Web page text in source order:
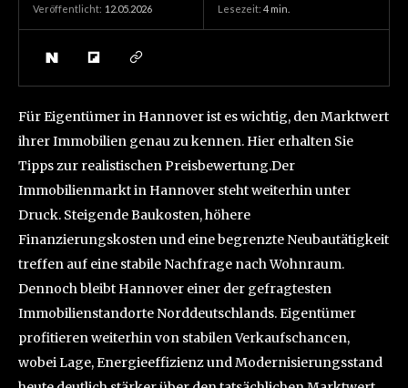
Veröffentlicht: 12.05.2026 Lesezeit: 4 min.
Für Eigentümer in Hannover ist es wichtig, den Marktwert
ihrer Immobilien genau zu kennen. Hier erhalten Sie
Tipps zur realistischen Preisbewertung.Der
Immobilienmarkt in Hannover steht weiterhin unter
Druck. Steigende Baukosten, höhere
Finanzierungskosten und eine begrenzte Neubautätigkeit
treffen auf eine stabile Nachfrage nach Wohnraum.
Dennoch bleibt Hannover einer der gefragtesten
Immobilienstandorte Norddeutschlands. Eigentümer
profitieren weiterhin von stabilen Verkaufschancen,
wobei Lage, Energieeffizienz und Modernisierungsstand